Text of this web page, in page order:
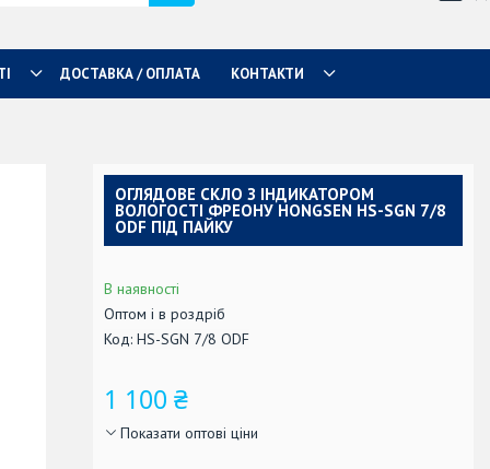
ДОСТАВКА / ОПЛАТА КОНТАКТИ
ОГЛЯДОВЕ СКЛО З ІНДИКАТОРОМ
ВОЛОГОСТІ ФРЕОНУ HONGSEN HS-SGN 7/8
ODF ПІД ПАЙКУ
В наявності
Оптом і в роздріб
Код: HS-SGN 7/8 ODF
1 100 ₴
Показати оптові ціни